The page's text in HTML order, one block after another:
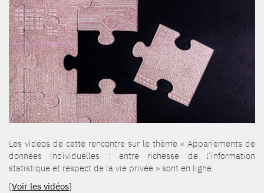
Les vidéos de cette rencontre sur le thème « Appariements de
données individuelles : entre richesse de l’information
statistique et respect de la vie privée » sont en ligne.
[Voir les vidéos]